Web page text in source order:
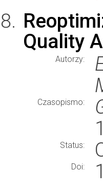
Quality
Autorzy:
Czasopismo:
Status:
Doi: